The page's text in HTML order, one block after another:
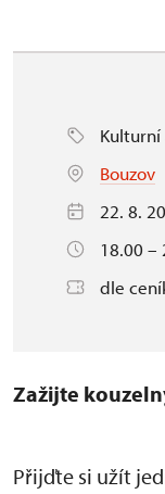
Kulturní
Bouzov
22. 8.
18.00 –
dle
Zažijte
Přijďte si užít